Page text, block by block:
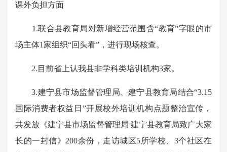
课外负担方面
1.联合县教育局对新增经营范围含“教育”字眼的市
场主体1家组织“回头看”，进行现场核查。
2.目前省上认我县非学科类培训机构3家。
3.建宁县市场监督管理局、建宁县教育局结合“3.15
国际消费者权益日”开展校外培训机构点题整治宣传，
共发放《建宁县市场监督管理局 建宁县教育局致广大家
长的一封信》200余份，走访城区5所学校、3个社区在